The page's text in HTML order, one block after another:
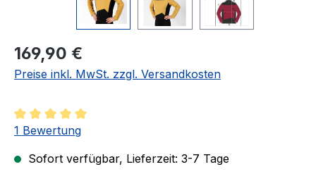
Regulärer Preis:
169,90 €
Preise inkl. MwSt. zzgl. Versandkosten
Durchschnittliche Bewertung von 5 von 5 Sternen
1 Bewertung
Sofort verfügbar, Lieferzeit: 3-7 Tage